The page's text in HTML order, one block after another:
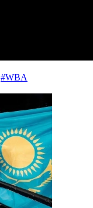
#WBA